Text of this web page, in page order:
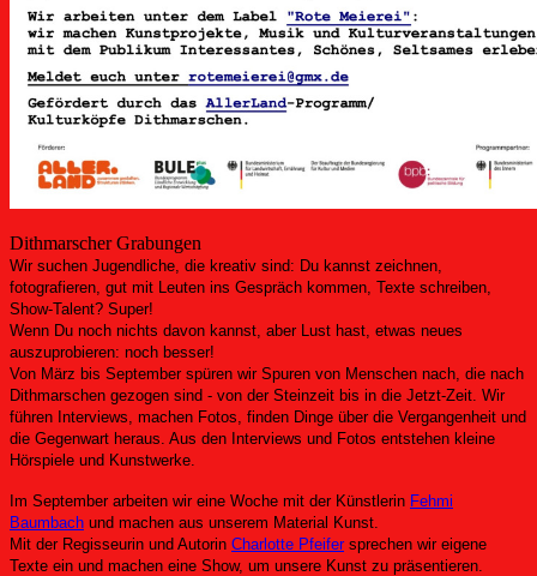
Dithmarscher Grabungen
Wir suchen Jugendliche, die kreativ sind: Du kannst zeichnen,
fotografieren, gut mit Leuten ins Gespräch kommen, Texte schreiben,
Show-Talent? Super!
Wenn Du noch nichts davon kannst, aber Lust hast, etwas neues
auszuprobieren: noch besser!
Von März bis September spüren wirSpuren von Menschen nach , die nach
Dithmarschen gezogen sind - von der Steinzeit bis in die Jetzt-Zeit. Wir
führen Interviews, machen Fotos, finden Dinge über die Vergangenheit und
die Gegenwart heraus. Aus den Interviews und Fotos entstehen kleine
Hörspiele und Kunstwerke.
Im September arbeiten wir eine Woche mit der Künstlerin Fehmi
Baumbach und machen aus unserem Material Kunst.
Mit der Regisseurin und Autorin Charlotte Pfeifersprechen wir eigene
Texte ein und machen eine Show, um unsere Kunst zu präsentieren.